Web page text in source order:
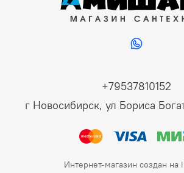
+79537810152
г Новосибирск, ул Бориса
Интернет-магазин создан на